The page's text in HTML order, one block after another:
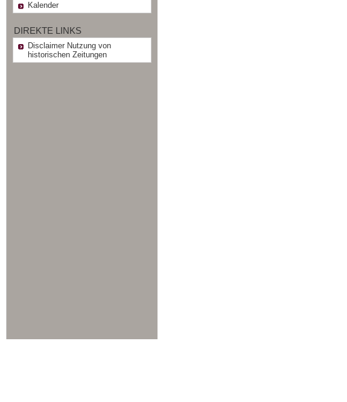
Kalender
DIREKTE LINKS
Disclaimer Nutzung von
historischen Zeitungen